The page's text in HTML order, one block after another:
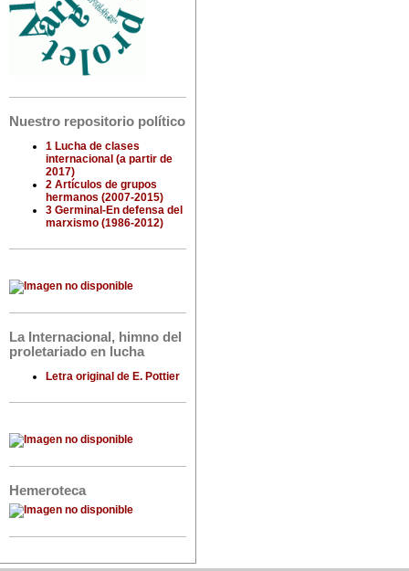
Nuestro repositorio político
1 Lucha de clases
internacional (a partir de
2017)
2 Artículos de grupos
hermanos (2007-2015)
3 Germinal-En defensa del
marxismo (1986-2012)
La Internacional, himno del
proletariado en lucha
Letra original de E. Pottier
Hemeroteca